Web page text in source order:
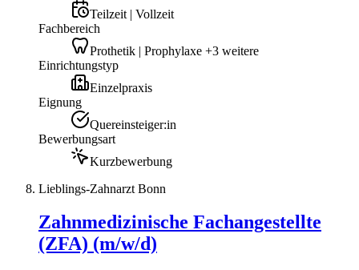
Teilzeit | Vollzeit
Fachbereich
Prothetik | Prophylaxe +3 weitere
Einrichtungstyp
Einzelpraxis
Eignung
Quereinsteiger:in
Bewerbungsart
Kurzbewerbung
Lieblings-Zahnarzt Bonn
Zahnmedizinische Fachangestellte
(ZFA) (m/w/d)